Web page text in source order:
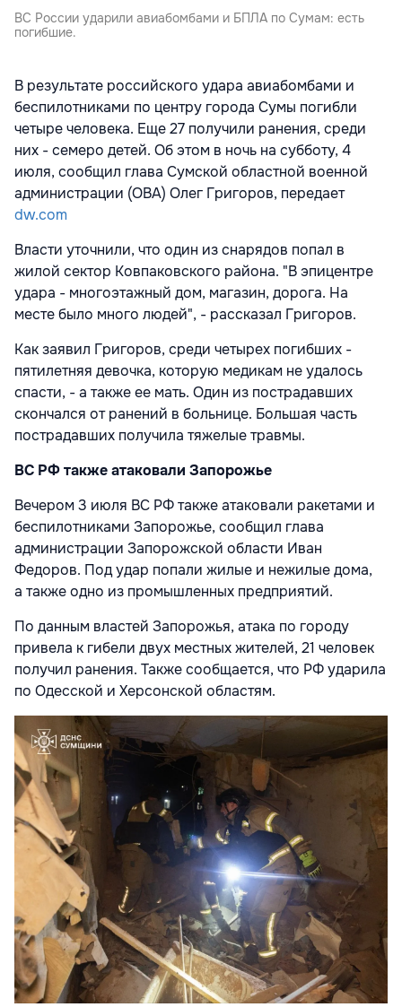
ВС России ударили авиабомбами и БПЛА по Сумам: есть
погибшие.
В результате российского удара авиабомбами и
беспилотниками по центру города Сумы погибли
четыре человека. Еще 27 получили ранения, среди
них - семеро детей. Об этом в ночь на субботу, 4
июля, сообщил глава Сумской областной военной
администрации (ОВА) Олег Григоров, передает
dw.com
Власти уточнили, что один из снарядов попал в
жилой сектор Ковпаковского района. "В эпицентре
удара - многоэтажный дом, магазин, дорога. На
месте было много людей", - рассказал Григоров.
Как заявил Григоров, среди четырех погибших -
пятилетняя девочка, которую медикам не удалось
спасти, - а также ее мать. Один из пострадавших
скончался от ранений в больнице. Большая часть
пострадавших получила тяжелые травмы.
ВС РФ также атаковали Запорожье
Вечером 3 июля ВС РФ также атаковали ракетами и
беспилотниками Запорожье, сообщил глава
администрации Запорожской области Иван
Федоров. Под удар попали жилые и нежилые дома,
а также одно из промышленных предприятий.
По данным властей Запорожья, атака по городу
привела к гибели двух местных жителей, 21 человек
получил ранения. Также сообщается, что РФ ударила
по Одесской и Херсонской областям.